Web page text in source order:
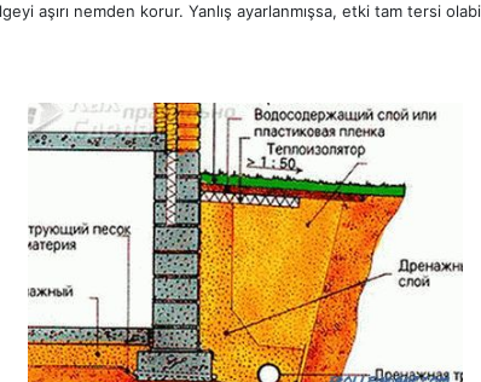
aşırı nemden korur. Yanlış ayarlanmışsa, etki tam tersi